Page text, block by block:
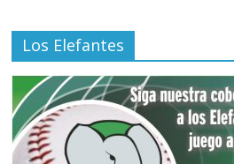
Los Elefantes